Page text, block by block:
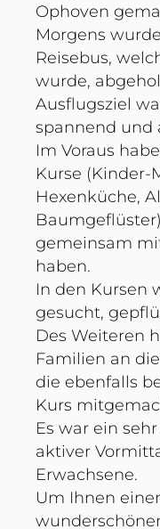
Ophoven
Morgens
Reisebus,
wurde,
Ausflugsziel
spannend und
Im Voraus
Kurse (Kinder-
Hexenküche,
gemeinsam
haben.
In den Kursen
gesucht,
Des Weiteren
Familien an
die ebenfalls
Kurs
Es war ein
aktiver
Erwachsene.
Um Ihnen